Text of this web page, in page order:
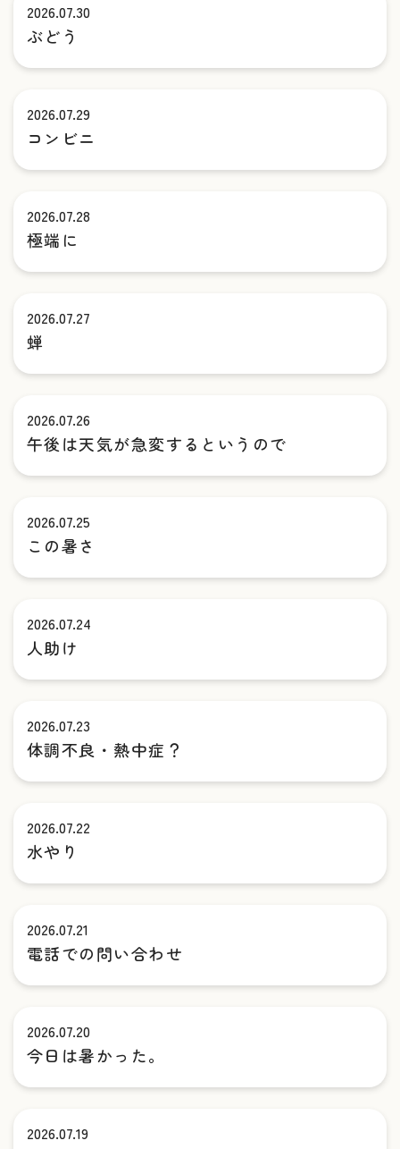
2026.07.30
ぶどう
2026.07.29
コンビニ
2026.07.28
極端に
2026.07.27
蝉
2026.07.26
午後は天気が急変するというので
2026.07.25
この暑さ
2026.07.24
人助け
2026.07.23
体調不良・熱中症？
2026.07.22
水やり
2026.07.21
電話での問い合わせ
2026.07.20
今日は暑かった。
2026.07.19